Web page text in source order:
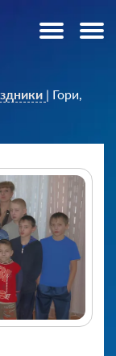
| Гори,